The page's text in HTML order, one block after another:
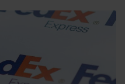
zapewnienie
usług. Dodatkowo
opłaty opisane …